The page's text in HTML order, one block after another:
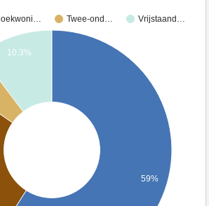
Twee-ond… Vrijstaand…
10,3%
59%